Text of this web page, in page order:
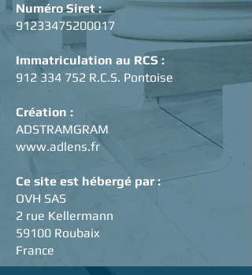
Numéro Siret :
91233475200017
Immatriculation au RCS :
912 334 752 R.C.S. Pontoise
Création :
ADSTRAMGRAM
www.adlens.fr
Ce site est hébergé par :
OVH SAS
2 rue Kellermann
59100 Roubaix
France